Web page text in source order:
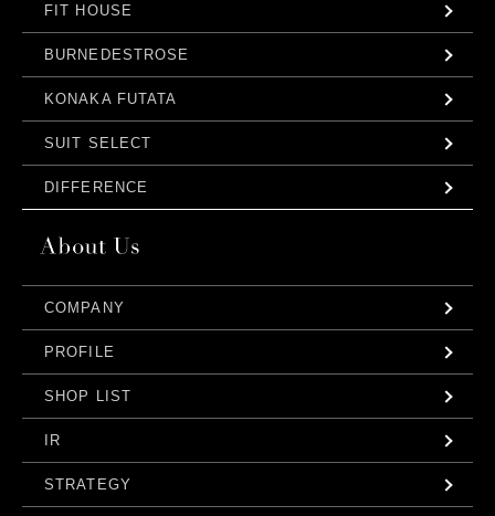
FIT HOUSE
BURNEDESTROSE
KONAKA FUTATA
SUIT SELECT
DIFFERENCE
COMPANY
PROFILE
SHOP LIST
IR
STRATEGY